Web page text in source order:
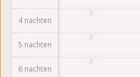
4 nachten
5 nachten
6 nachten